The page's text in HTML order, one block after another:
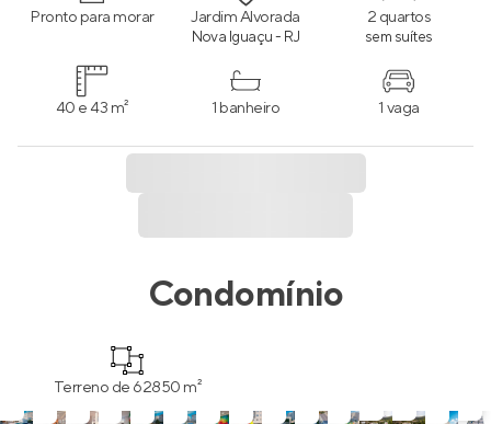
Pronto para morar Jardim Alvorada
Nova Iguaçu - RJ
2 quartos
sem suítes
40 e 43 m² 1 banheiro 1 vaga
Condomínio
Terreno de 62850 m²